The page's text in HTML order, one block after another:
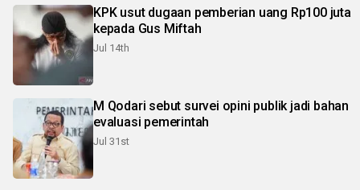
KPK usut dugaan pemberian uang Rp100 juta
kepada Gus Miftah
Jul 14th
M Qodari sebut survei opini publik jadi bahan
evaluasi pemerintah
Jul 31st